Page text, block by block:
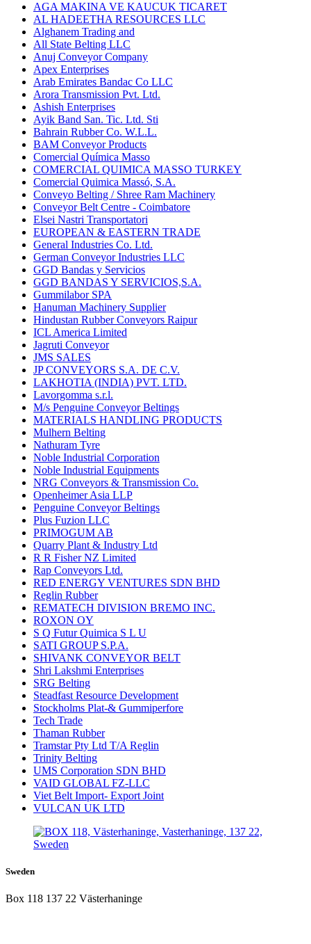
AGA MAKINA VE KAUCUK TICARET
AL HADEETHA RESOURCES LLC
Alghanem Trading and
All State Belting LLC
Anuj Conveyor Company
Apex Enterprises
Arab Emirates Bandac Co LLC
Arora Transmission Pvt. Ltd.
Ashish Enterprises
Ayik Band San. Tic. Ltd. Sti
Bahrain Rubber Co. W.L.L.
BAM Conveyor Products
Comercial Química Masso
COMERCIAL QUIMICA MASSO TURKEY
Comercial Quimica Massó, S.A.
Conveyo Belting / Shree Ram Machinery
Conveyor Belt Centre - Coimbatore
Elsei Nastri Transportatori
EUROPEAN & EASTERN TRADE
General Industries Co. Ltd.
German Conveyor Industries LLC
GGD Bandas y Servicios
GGD BANDAS Y SERVICIOS,S.A.
Gummilabor SPA
Hanuman Machinery Supplier
Hindustan Rubber Conveyors Raipur
ICL America Limited
Jagruti Conveyor
JMS SALES
JP CONVEYORS S.A. DE C.V.
LAKHOTIA (INDIA) PVT. LTD.
Lavorgomma s.r.l.
M/s Penguine Conveyor Beltings
MATERIALS HANDLING PRODUCTS
Mulhern Belting
Nathuram Tyre
Noble Industrial Corporation
Noble Industrial Equipments
NRG Conveyors & Transmission Co.
Openheimer Asia LLP
Penguine Conveyor Beltings
Plus Fuzion LLC
PRIMOGUM AB
Quarry Plant & Industry Ltd
R R Fisher NZ Limited
Rap Conveyors Ltd.
RED ENERGY VENTURES SDN BHD
Reglin Rubber
REMATECH DIVISION BREMO INC.
ROXON OY
S Q Futur Quimica S L U
SATI GROUP S.P.A.
SHIVANK CONVEYOR BELT
Shri Lakshmi Enterprises
SRG Belting
Steadfast Resource Development
Stockholms Plat-& Gummiperfore
Tech Trade
Thaman Rubber
Tramstar Pty Ltd T/A Reglin
Trinity Belting
UMS Corporation SDN BHD
VAID GLOBAL FZ-LLC
Viet Belt Import- Export Joint
VULCAN UK LTD
Sweden
Box 118 137 22 Västerhaninge